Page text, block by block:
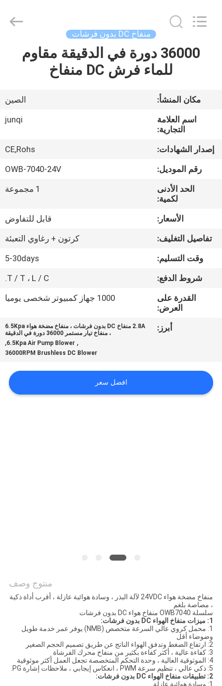
المنزل
معلومات
جولة
مراقبة
الجودة
اتصل
اقتباس
International
منفاخ DC بدون فرشات
36000 دورة في الدقيقة مقاوم
للماء فرش DC منفاخ
مكان المنشأ:
الصين
اسم العلامة
التجارية:
junqi
إصدار الشهادات:
CE,Rohs
رقم الموديل:
OWB-7040-24V
الحد الأدنى
لكمية:
1 مجموعة
الأسعار:
قابل للتفاوض
تفاصيل التغليف:
كرتون + رغاوي التعبئة
وقت التسليم:
5-30days
شروط الدفع:
T / T ، L / C.
القدرة على
العرض:
1000 جهاز كمبيوتر شخصى يوميا
أبرز:
2.8A منفاخ DC بدون فرشات ، منفاخ مضخة هواء 6.5Kpa
، منفاخ تيار مستمر 36000 دورة في الدقيقة
,
6.5Kpa Air Pump Blower
,
36000RPM Brushless DC Blower
افضل سعر
منتوج وصف
منفاخ مضخة هواء 24VDC لآلة البذر ، وسادة هوائية عازلة ، أقرب أداة ذكية
، مصاصة بلغم
سلسلة OWB7040 منفاخ هواء DC بدون فرشات
1: ميزات منفاخ الهواء DC بدون فرشات:
1: محمل كروي عالي السرعة متخصص (NMB) يوفر عمر خدمة طويل
وضوضاء أقل
2: ارتفاع الضغط وتدفق الهواء الناتج عن طريق تصميم الحجم الصغير
3: كفاءة عالية ، أكثر كفاءة بكثير من منفاخ محرك الفرشاة
4: الموثوقية العالية ، وحدة التحكم المتخصصة تجعل العمل أكثر موثوقية
5: ذكي عالي ، تنظيم سرعة PWM ، انعكاس إيجابي ، ملاحظات إشارة PG.
2: تطبيقات منفاخ الهواء DC بدون فرشات:
1: وسادة هوائية عازلة